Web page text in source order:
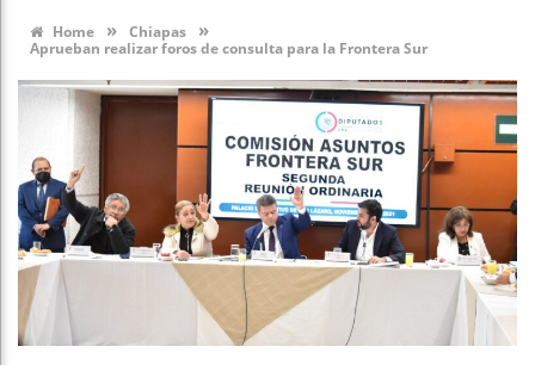
Home » Chiapas »
Aprueban realizar foros de consulta para la Frontera Sur